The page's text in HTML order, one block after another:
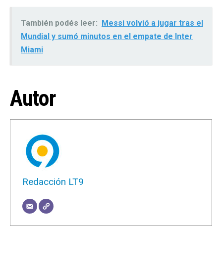
También podés leer: Messi volvió a jugar tras el
Mundial y sumó minutos en el empate de Inter
Miami
Autor
Redacción LT9